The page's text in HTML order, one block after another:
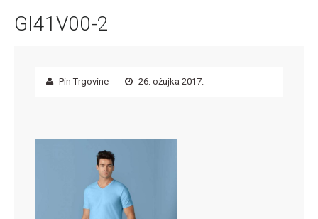
GI41V00-2
Pin Trgovine 26. ožujka 2017.